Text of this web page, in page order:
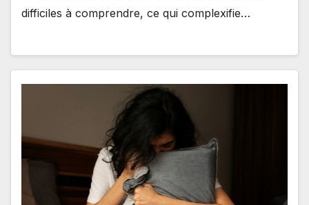
difficiles à comprendre, ce qui complexifie…